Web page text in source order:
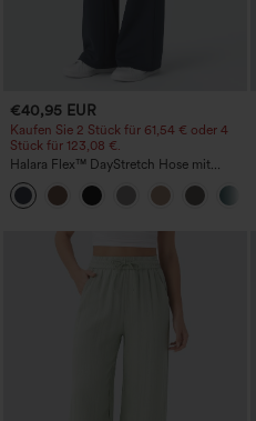
€40,95 EUR
Kaufen Sie 2 Stück für 61,54 € oder 4
Stück für 123,08 €.
Halara Flex™ DayStretch Hose mit
mittlerer Bundhöhe, seitlicher
Reißverschlusstasche und
Work‑Flare‑Schnitt